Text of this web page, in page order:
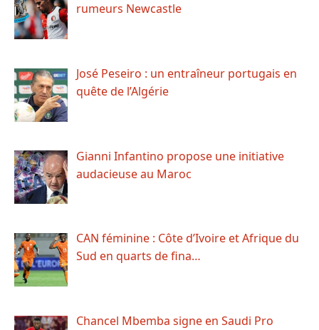
rumeurs Newcastle
José Peseiro : un entraîneur portugais en
quête de l’Algérie
Gianni Infantino propose une initiative
audacieuse au Maroc
CAN féminine : Côte d’Ivoire et Afrique du
Sud en quarts de fina…
Chancel Mbemba signe en Saudi Pro